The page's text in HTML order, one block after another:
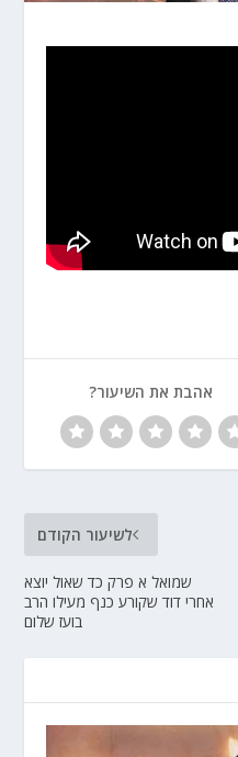
אהבת את השיעור?
לשיעור הקודם
שמואל א פרק כד שאול יוצא
אחרי דוד שקורע כנף מעילו הרב
בועז שלום